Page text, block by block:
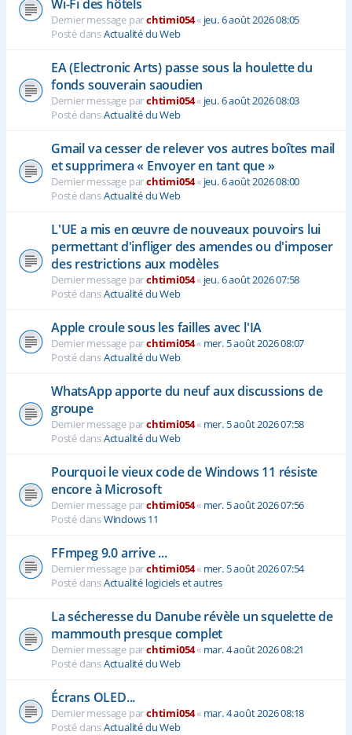
Wi-Fi des hôtels
Dernier message parchtimi054« jeu. 6 août 2026 08:05
Posté dansActualité du Web
EA (Electronic Arts) passe sous la houlette du
fonds souverain saoudien
Dernier message parchtimi054« jeu. 6 août 2026 08:03
Posté dansActualité du Web
Gmail va cesser de relever vos autres boîtes mail
et supprimera « Envoyer en tant que »
Dernier message parchtimi054« jeu. 6 août 2026 08:00
Posté dansActualité du Web
L'UE a mis en œuvre de nouveaux pouvoirs lui
permettant d'infliger des amendes ou d'imposer
des restrictions aux modèles
Dernier message parchtimi054« jeu. 6 août 2026 07:58
Posté dansActualité du Web
Apple croule sous les failles avec l'IA
Dernier message parchtimi054« mer. 5 août 2026 08:07
Posté dansActualité du Web
WhatsApp apporte du neuf aux discussions de
groupe
Dernier message parchtimi054« mer. 5 août 2026 07:58
Posté dansActualité du Web
Pourquoi le vieux code de Windows 11 résiste
encore à Microsoft
Dernier message parchtimi054« mer. 5 août 2026 07:56
Posté dansWindows 11
FFmpeg 9.0 arrive ...
Dernier message parchtimi054« mer. 5 août 2026 07:54
Posté dansActualité logiciels et autres
La sécheresse du Danube révèle un squelette de
mammouth presque complet
Dernier message parchtimi054« mar. 4 août 2026 08:21
Posté dansActualité du Web
Écrans OLED...
Dernier message parchtimi054« mar. 4 août 2026 08:18
Posté dansActualité du Web